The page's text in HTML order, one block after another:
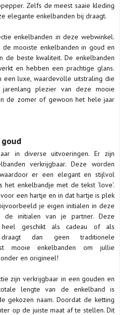
Zelfs de meest saaie kleding
elegante enkelbanden bij draagt.
enkelbanden in deze webwinkel.
mooiste enkelbanden in goud en
de beste kwaliteit. De enkelbanden
en hebben een prachtige glans.
luxe, waardevolle uitstraling die
plezier van deze mooie
de zomer of gewoon het hele jaar
in diverse uitvoeringen. Er zijn
verkrijgbaar. Deze worden
er een elegant en stijlvol
enkelbandje met de tekst ‘love’.
een hartje en in dat hartje is plek
je eigen initialen in deze
de initialen van je partner. Deze
heel geschikt als cadeau of als
dan geen traditionele
mooie enkelbanden om jullie
en origineel!
zijn verkrijgbaar in een gouden en
lengte van de enkelband is
gekozen naam. Doordat de ketting
op de juiste maat af te stellen. Dit